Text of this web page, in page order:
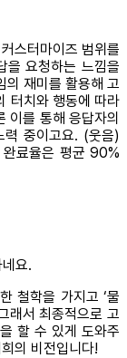
스터마이즈 범위를
을 요청하는 느낌을
의 재미를 활용해 고
터치와 행동에 따라
이를 통해 응답자의
중이고요. (웃음)
완료율은 평균 90%
요.
철학을 가지고 ‘물
래서 최종적으로 고
할 수 있게 도와주
의 비전입니다!